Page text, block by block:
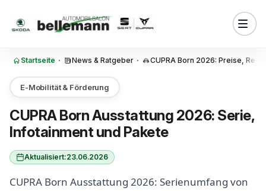
Startseite · News & Ratgeber · CUPRA Born 2026: Preise,
E-Mobilität & Förderung
CUPRA Born Ausstattung 2026: Serie,
Infotainment und Pakete
Aktualisiert:23.06.2026
CUPRA Born Ausstattung 2026: Serienumfang von